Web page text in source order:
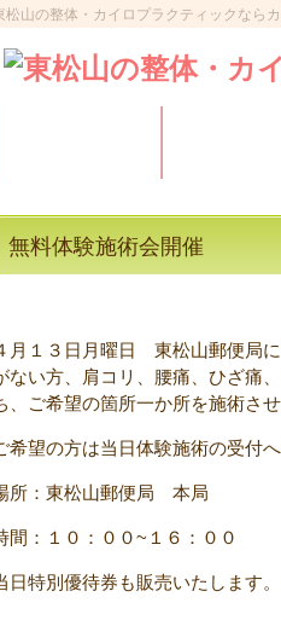
松山の整体・カイロプラクティックなら
無料体験施術会開催
月１３日月曜日 東松山郵便局
ない方、肩コリ、腰痛、ひざ痛
、ご希望の箇所一か所を施術さ
希望の方は当日体験施術の受付
所：東松山郵便局 本局
間：１０：００~１６：００
日特別優待券も販売いたします